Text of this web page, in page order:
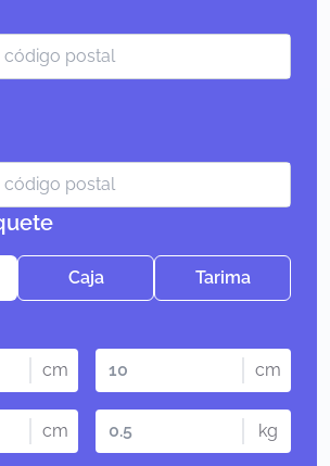
Caja Tarima
cm cm
cm kg